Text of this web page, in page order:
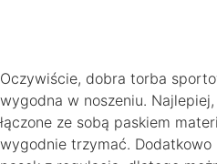
Oczywiście, dobra torba
wygodna w noszeniu.
łączone ze sobą paskiem
wygodnie trzymać. Dodatkowo